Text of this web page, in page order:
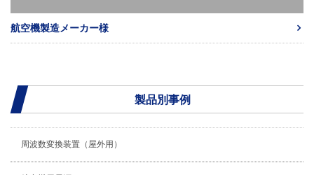
航空機製造メーカー様
製品別事例
周波数変換装置（屋外用）